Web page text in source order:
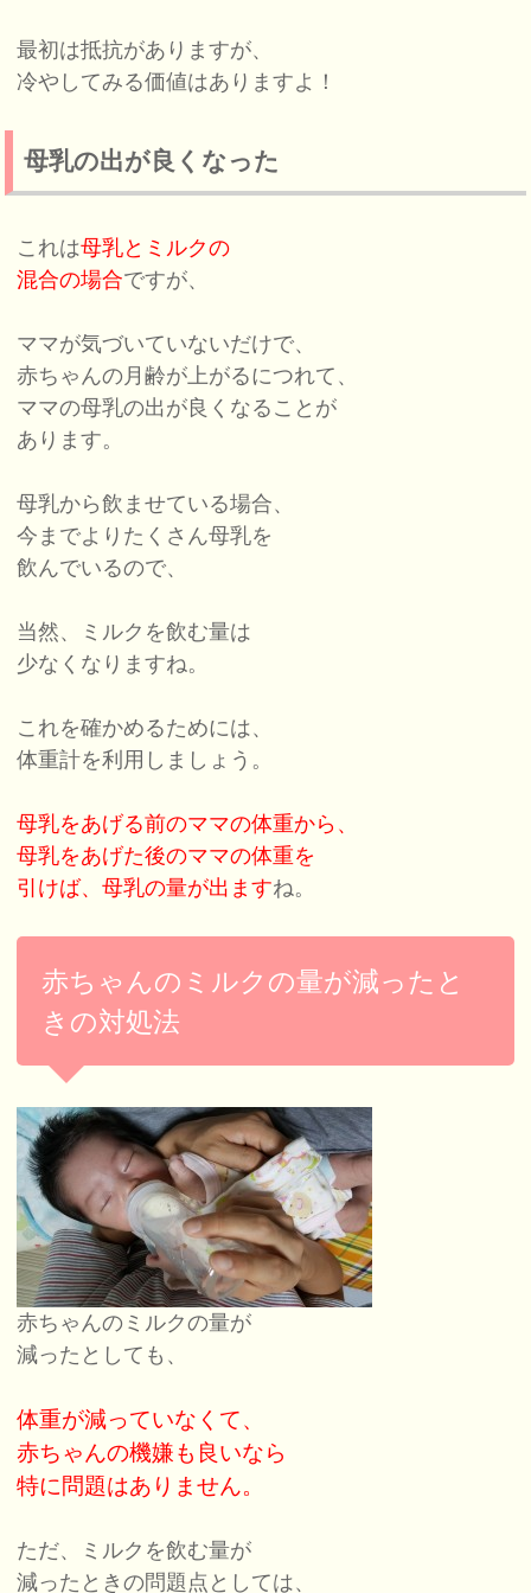
最初は抵抗がありますが、
冷やしてみる価値はありますよ！
母乳の出が良くなった
これは母乳とミルクの
混合の場合ですが、
ママが気づいていないだけで、
赤ちゃんの月齢が上がるにつれて、
ママの母乳の出が良くなることが
あります。
母乳から飲ませている場合、
今までよりたくさん母乳を
飲んでいるので、
当然、ミルクを飲む量は
少なくなりますね。
これを確かめるためには、
体重計を利用しましょう。
母乳をあげる前のママの体重から、
母乳をあげた後のママの体重を
引けば、母乳の量が出ますね。
赤ちゃんのミルクの量が減ったと
きの対処法
赤ちゃんのミルクの量が
減ったとしても、
体重が減っていなくて、
赤ちゃんの機嫌も良いなら
特に問題はありません。
ただ、ミルクを飲む量が
減ったときの問題点としては、